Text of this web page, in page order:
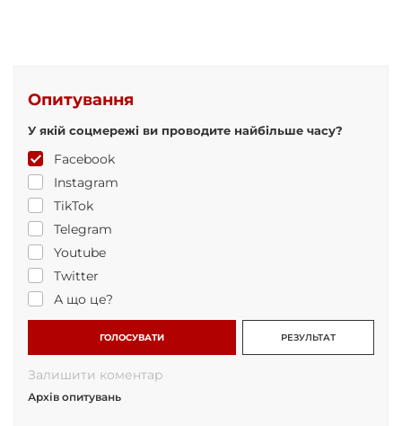
Опитування
У якій соцмережі ви проводите найбільше часу?
Facebook
Instagram
TikTok
Telegram
Youtube
Twitter
А що це?
ГОЛОСУВАТИ РЕЗУЛЬТАТ
Залишити коментар
Архів опитувань